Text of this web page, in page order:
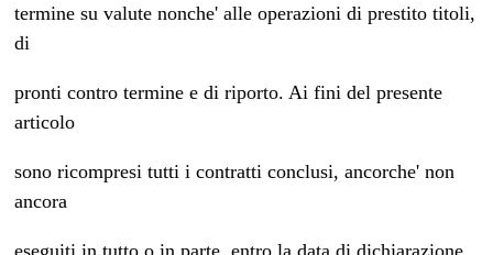
termine su valute nonche' alle operazioni di prestito titoli,
di
pronti contro termine e di riporto. Ai fini del presente
articolo
sono ricompresi tutti i contratti conclusi, ancorche' non
ancora
eseguiti in tutto o in parte, entro la data di dichiarazione